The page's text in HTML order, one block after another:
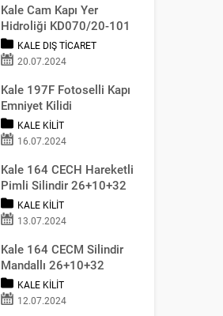
Kale Cam Kapı Yer
Hidroliği KD070/20-101
KALE DIŞ TICARET
20.07.2024
Kale 197F Fotoselli Kapı
Emniyet Kilidi
KALE KILIT
16.07.2024
Kale 164 CECH Hareketli
Pimli Silindir 26+10+32
KALE KILIT
13.07.2024
Kale 164 CECM Silindir
Mandallı 26+10+32
(68MM)
KALE KILIT
12.07.2024